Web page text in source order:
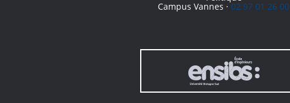
Campus Vannes ·02 97 01 26 00